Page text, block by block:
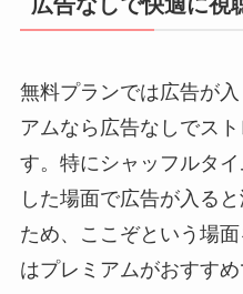
無料プランでは広告が
アムなら広告なしでス
す。特にシャッフルタ
した場面で広告が入る
ため、ここぞという場
はプレミアムがおすすめ